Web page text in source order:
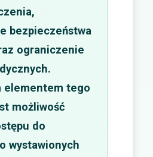
bezpieczeństwa
ograniczenie
elementem tego
możliwość
do
wystawionych